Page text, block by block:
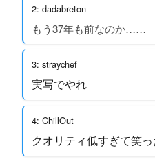
2: dadabreton
もう37年も前なのか……
3: straychef
実写でやれ
4: ChillOut
クオリティ低すぎて笑っ